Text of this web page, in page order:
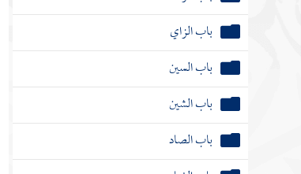
باب الزاي
باب السين
باب الشين
باب الصاد
باب الضاد